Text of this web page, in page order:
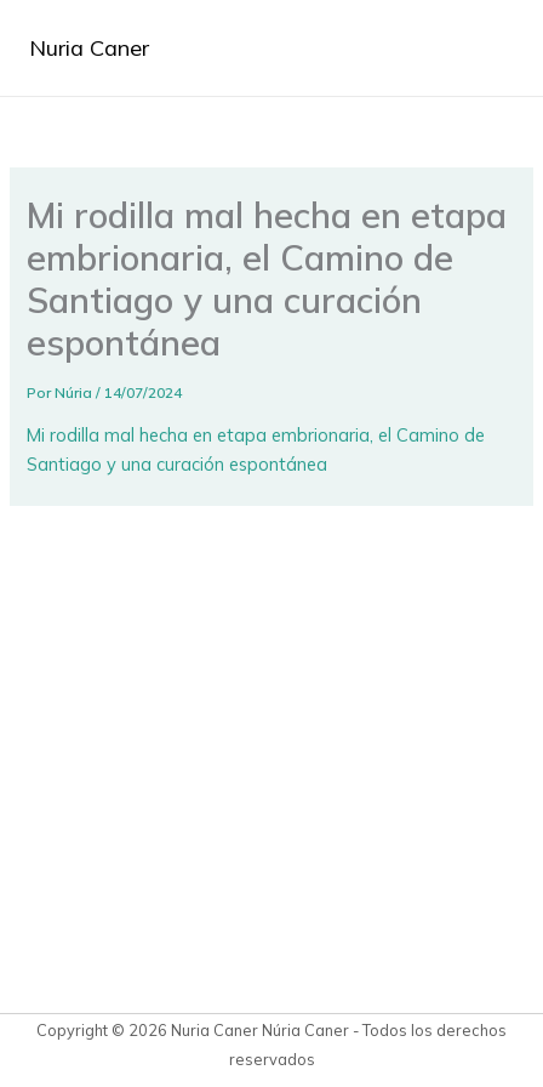
Nuria Caner
Mi rodilla mal hecha en etapa
embrionaria, el Camino de
Santiago y una curación
espontánea
PorNúria/ 14/07/2024
Mi rodilla mal hecha en etapa embrionaria, el Camino de
Santiago y una curación espontánea
Copyright © 2026 Nuria Caner Núria Caner - Todos los derechos
reservados